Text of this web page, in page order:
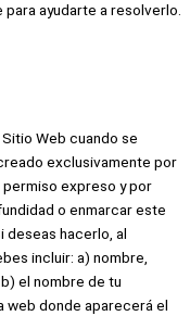
ayudarte a resolverlo.
Web cuando se
exclusivamente por
expreso y por
o enmarcar este
deseas hacerlo, al
incluir: a) nombre,
el nombre de tu
web donde aparecerá el